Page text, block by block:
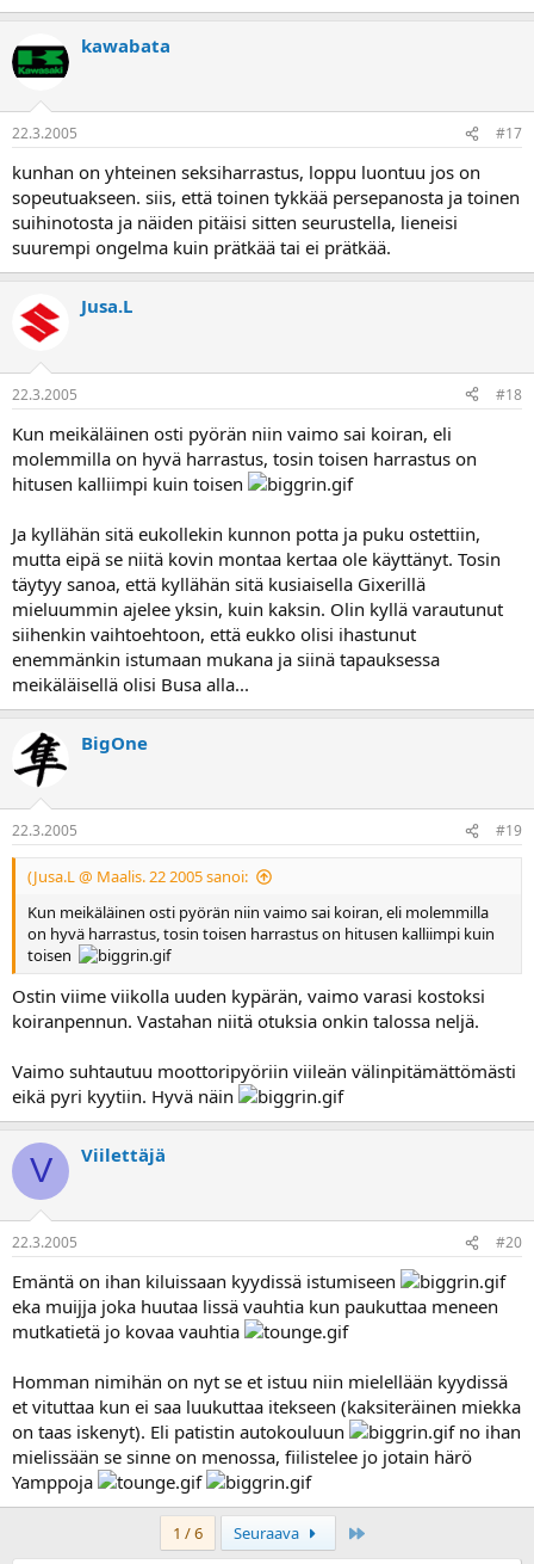
kawabata
22.3.2005 #17
kunhan on yhteinen seksiharrastus, loppu luontuu jos on
sopeutuakseen. siis, että toinen tykkää persepanosta ja toinen
suihinotosta ja näiden pitäisi sitten seurustella, lieneisi
suurempi ongelma kuin prätkää tai ei prätkää.
Jusa.L
22.3.2005 #18
Kun meikäläinen osti pyörän niin vaimo sai koiran, eli
molemmilla on hyvä harrastus, tosin toisen harrastus on
hitusen kalliimpi kuin toisen
Ja kyllähän sitä eukollekin kunnon potta ja puku ostettiin,
mutta eipä se niitä kovin montaa kertaa ole käyttänyt. Tosin
täytyy sanoa, että kyllähän sitä kusiaisella Gixerillä
mieluummin ajelee yksin, kuin kaksin. Olin kyllä varautunut
siihenkin vaihtoehtoon, että eukko olisi ihastunut
enemmänkin istumaan mukana ja siinä tapauksessa
meikäläisellä olisi Busa alla...
BigOne
22.3.2005 #19
(Jusa.L @ Maalis. 22 2005 sanoi:
Kun meikäläinen osti pyörän niin vaimo sai koiran, eli molemmilla
on hyvä harrastus, tosin toisen harrastus on hitusen kalliimpi kuin
toisen
Ostin viime viikolla uuden kypärän, vaimo varasi kostoksi
koiranpennun. Vastahan niitä otuksia onkin talossa neljä.
Vaimo suhtautuu moottoripyöriin viileän välinpitämättömästi
eikä pyri kyytiin. Hyvä näin
V Viilettäjä
22.3.2005 #20
Emäntä on ihan kiluissaan kyydissä istumiseen
eka muijja joka huutaa lissä vauhtia kun paukuttaa meneen
mutkatietä jo kovaa vauhtia
Homman nimihän on nyt se et istuu niin mielellään kyydissä
et vituttaa kun ei saa luukuttaa itekseen (kaksiteräinen miekka
on taas iskenyt). Eli patistin autokouluun
no ihan
mielissään se sinne on menossa, fiilistelee jo jotain härö
Yamppoja
1 / 6 Seuraava